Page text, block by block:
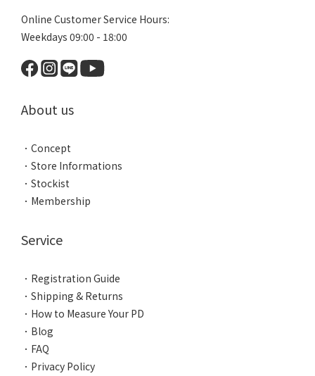
Online Customer Service Hours:
Weekdays 09:00 - 18:00
About us
． Concept
． Store Informations
． Stockist
． Membership
Service
． Registration Guide
． Shipping & Returns
． How to Measure Your PD
． Blog
． FAQ
． Privacy Policy